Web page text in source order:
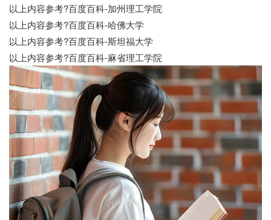
以上内容参考?百度百科-加州理工学院
以上内容参考?百度百科-哈佛大学
以上内容参考?百度百科-斯坦福大学
以上内容参考?百度百科-麻省理工学院